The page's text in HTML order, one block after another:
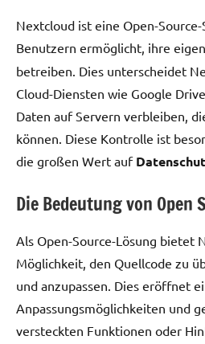
Nextcloud ist eine Open-
Benutzern ermöglicht, ihre
betreiben. Dies unterscheidet
Cloud-Diensten wie Google
Daten auf Servern verbleiben,
können. Diese Kontrolle ist
die großen Wert auf
Die Bedeutung von Open
Als Open-Source-Lösung bietet
Möglichkeit, den Quellcode zu
und anzupassen. Dies eröffnet
Anpassungsmöglichkeiten und
versteckten Funktionen oder